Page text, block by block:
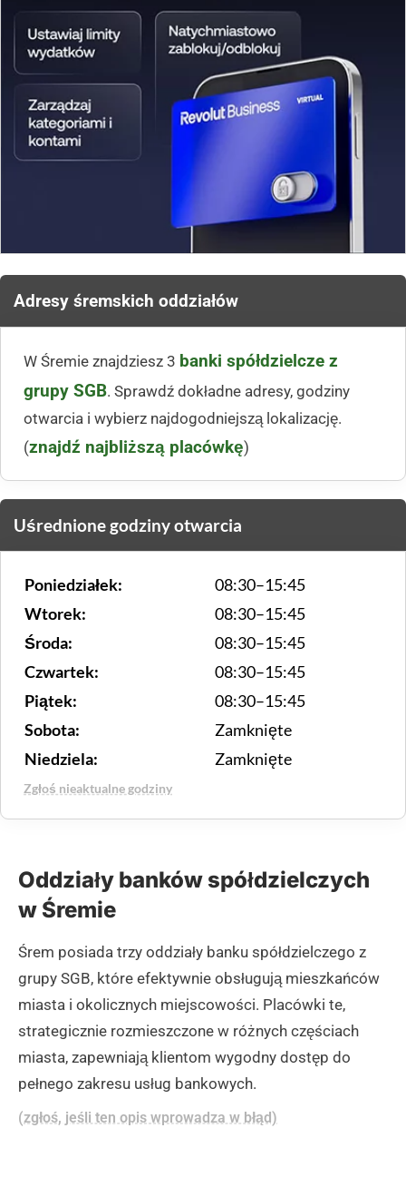
Adresy śremskich oddziałów
W Śremie znajdziesz 3 banki spółdzielcze z
grupy SGB. Sprawdź dokładne adresy, godziny
otwarcia i wybierz najdogodniejszą lokalizację.
(znajdź najbliższą placówkę)
Uśrednione godziny otwarcia
Poniedziałek:
08:30–15:45
Wtorek:
08:30–15:45
Środa:
08:30–15:45
Czwartek:
08:30–15:45
Piątek:
08:30–15:45
Sobota:
Zamknięte
Niedziela:
Zamknięte
Zgłoś nieaktualne godziny
Oddziały banków spółdzielczych
w Śremie
Śrem posiada trzy oddziały banku spółdzielczego z
grupy SGB, które efektywnie obsługują mieszkańców
miasta i okolicznych miejscowości. Placówki te,
strategicznie rozmieszczone w różnych częściach
miasta, zapewniają klientom wygodny dostęp do
pełnego zakresu usług bankowych.
(zgłoś, jeśli ten opis wprowadza w błąd)